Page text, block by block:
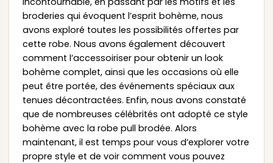
broderies qui évoquent l’esprit bohème, nous
avons exploré toutes les possibilités offertes par
cette robe. Nous avons également découvert
comment l’accessoiriser pour obtenir un look
bohème complet, ainsi que les occasions où elle
peut être portée, des événements spéciaux aux
tenues décontractées. Enfin, nous avons constaté
que de nombreuses célébrités ont adopté ce style
bohème avec la robe pull brodée. Alors
maintenant, il est temps pour vous d’explorer votre
propre style et de voir comment vous pouvez